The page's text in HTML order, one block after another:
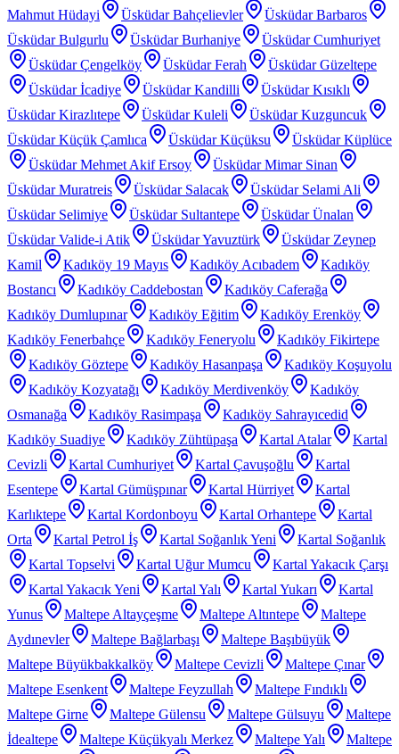
Mahmut Hüdayi Üsküdar Bahçelievler
Üsküdar Barbaros
Üsküdar Bulgurlu
Üsküdar Burhaniye
Üsküdar Cumhuriyet
Üsküdar Çengelköy
Üsküdar Ferah
Üsküdar Güzeltepe
Üsküdar İcadiye
Üsküdar Kandilli
Üsküdar Kısıklı
Üsküdar Kirazlıtepe
Üsküdar Kuleli
Üsküdar Kuzguncuk
Üsküdar Küçük Çamlıca
Üsküdar Küçüksu
Üsküdar Küplüce
Üsküdar Mehmet Akif Ersoy
Üsküdar Mimar Sinan
Üsküdar Muratreis
Üsküdar Salacak
Üsküdar Selami Ali
Üsküdar Selimiye
Üsküdar Sultantepe
Üsküdar Ünalan
Üsküdar Valide-i Atik
Üsküdar Yavuztürk
Üsküdar Zeynep
Kamil
Kadıköy 19 Mayıs Kadıköy Acıbadem
Kadıköy
Bostancı
Kadıköy Caddebostan
Kadıköy Caferağa
Kadıköy Dumlupınar
Kadıköy Eğitim
Kadıköy Erenköy
Kadıköy Fenerbahçe
Kadıköy Feneryolu
Kadıköy Fikirtepe
Kadıköy Göztepe
Kadıköy Hasanpaşa
Kadıköy Koşuyolu
Kadıköy Kozyatağı
Kadıköy Merdivenköy
Kadıköy
Osmanağa
Kadıköy Rasimpaşa
Kadıköy Sahrayıcedid
Kadıköy Suadiye
Kadıköy Zühtüpaşa Kartal Atalar
Kartal
Cevizli
Kartal Cumhuriyet Kartal Çavuşoğlu
Kartal
Esentepe
Kartal Gümüşpınar Kartal Hürriyet
Kartal
Karlıktepe
Kartal Kordonboyu Kartal Orhantepe
Kartal
Orta
Kartal Petrol İş Kartal Soğanlık Yeni
Kartal Soğanlık
Kartal Topselvi
Kartal Uğur Mumcu
Kartal Yakacık Çarşı
Kartal Yakacık Yeni
Kartal Yalı Kartal Yukarı
Kartal
Yunus
Maltepe Altayçeşme Maltepe Altıntepe
Maltepe
Aydınevler
Maltepe Bağlarbaşı
Maltepe Başıbüyük
Maltepe Büyükbakkalköy
Maltepe Cevizli
Maltepe Çınar
Maltepe Esenkent
Maltepe Feyzullah
Maltepe Fındıklı
Maltepe Girne
Maltepe Gülensu Maltepe Gülsuyu
Maltepe
İdealtepe
Maltepe Küçükyalı Merkez Maltepe Yalı
Maltepe